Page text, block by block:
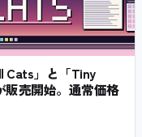
Cats」と「Tiny
売開始。通常価格